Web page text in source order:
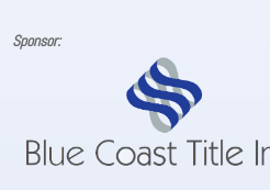
Sponsor: